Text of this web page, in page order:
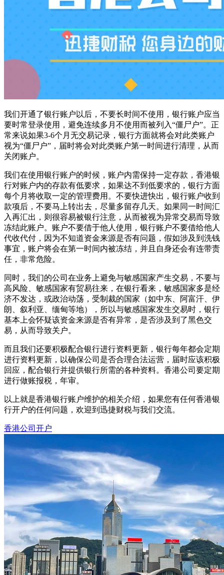
我们开通了银行账户以后，不要长时间不使用，银行账户应当
要时常登录使用，避免连续多月不使用而被列入“僵尸户”。正
常来说如果3-6个月无交易记录，银行方面就将会对此类账户
视为“僵尸户”，届时将会对此类账户第一时间进行清理，从而
关闭账户。
我们在使用银行账户的时候，账户内需保持一定存款，香港银
行对账户内的存款有低要求，如果达不到低要求的，银行方面
每个月将收取一定的管理费用。不要快进快出，银行账户收到
款项后，不要马上转出去，尽量多留存几天。如果同一时间汇
入再汇出，则很容易被银行注意，从而被视为异常交易而导致
冻结此账户。账户不要借于他人使用，银行账户不要借给他人
代收代付，因为不知道资金来源是否有问题，假如涉及到洗钱
事宜，账户将会在第一时间内被冻结，并且自身还会有连带责
任，非常危险。
同时，我们的公司在业务上避免与敏感国家产生交易，不要与
高风险、敏感国家有贸易往来，在银行看来，敏感国家多是经
济不发达，或政治动荡，受制裁的国家（如中东、阿富汗、伊
朗、叙利亚、缅甸等地），所以与敏感国家发生交易时，银行
基本上会怀疑该资金来源是否有异常，是否涉及到了黑色交
易，从而导致关户。
而且我们还要积极配合银行进行资料更新，银行每年都会定期
进行资料更新，以确保公司是否合理合法运营，届时应该积极
回应，配合银行并提供银行所需的各种资料。香港公司要定期
进行做账报税，年审。
以上就是香港银行账户维护的相关介绍，如果您有任何香港银
行开户的任何问题，欢迎到迅捷财税与我们交流。
香港公司开户